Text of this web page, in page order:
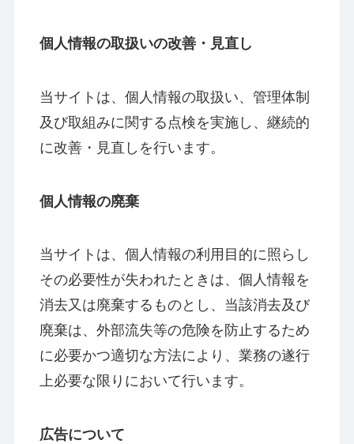
個人情報の取扱いの改善・見直し
当サイトは、個人情報の取扱い、管理体制
及び取組みに関する点検を実施し、継続的
に改善・見直しを行います。
個人情報の廃棄
当サイトは、個人情報の利用目的に照らし
その必要性が失われたときは、個人情報を
消去又は廃棄するものとし、当該消去及び
廃棄は、外部流失等の危険を防止するため
に必要かつ適切な方法により、業務の遂行
上必要な限りにおいて行います。
広告について